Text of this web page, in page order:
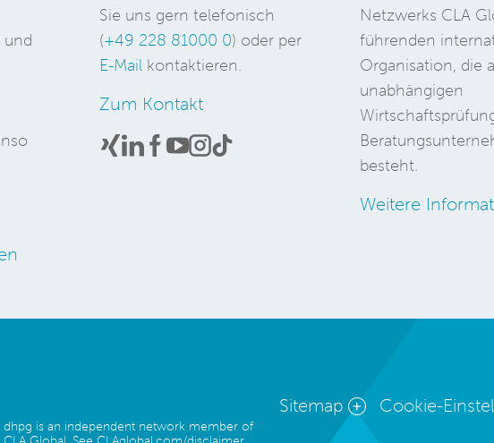
Sie uns gern telefonisch
(+49 228 81000 0) oder per
E-Mailkontaktieren.
Zum Kontakt
Netzwerks CLA
führenden
Organisation, die
unabhängigen
besteht.
Weitere
dhpg is an independent network member of
Sitemap Cookie-